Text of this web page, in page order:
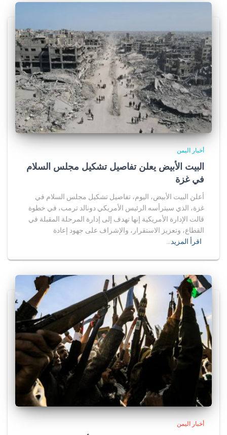
أخبار اليمن
البيت الأبيض يعلن تفاصيل تشكيل مجلس السلام
في غزة
أعلن البيت الأبيض، اليوم، تفاصيل تشكيل مجلس السلام في
غزة، الذي سيترأسه الرئيس الأمريكي دونالد ترمب، في خطوة
قالت الإدارة الأمريكية إنها تهدف إلى إدارة المرحلة المقبلة في
القطاع، وتعزيز الاستقرار، والإشراف على جهود إعادة
اقرأ المزيد…
أخبار اليمن